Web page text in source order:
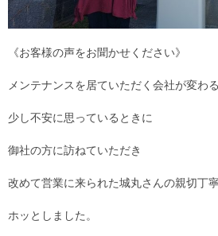
《お客様の声をお聞かせください》
メンテナンスを居ていただく会社が変わ
少し不安に思っているときに
御社の方に訪ねていただき
改めて営業に来られた城丸さんの親切丁
ホッとしました。